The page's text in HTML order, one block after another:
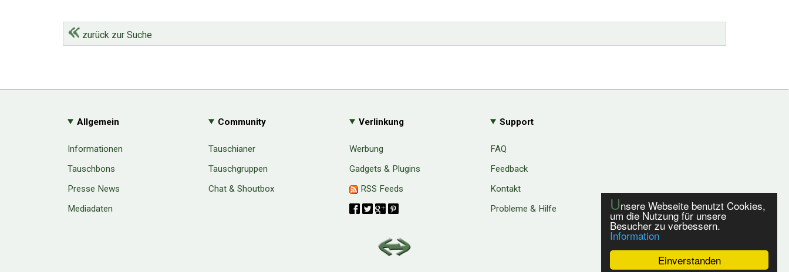
Einverstanden
Unsere Webseite benutzt Cookies,
um die Nutzung für unsere
Besucher zu verbessern.
Information
zurück zur Suche
Allgemein
Informationen
Tauschbons
Presse News
Mediadaten
Community
Tauschianer
Tauschgruppen
Chat & Shoutbox
Verlinkung
Werbung
Gadgets & Plugins
RSS Feeds
Support
FAQ
Feedback
Kontakt
Probleme & Hilfe